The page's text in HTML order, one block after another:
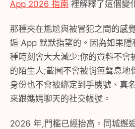
App 2026 指南 裡解釋了這個變
那種夾在尷尬與被冒犯之間的感
逅 App 默默指望的。因為如果隱
種時刻會大大減少:你的資料不會
的陌生人;截圖不會被悄無聲息地
身份也不會被綁定到手機號、真
來跟媽媽聊天的社交帳號。
2026 年,門檻已經抬高。同城邂